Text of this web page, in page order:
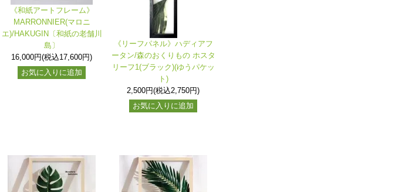
《和紙アートフレーム》
MARRONNIER(マロニ
エ)/HAKUGIN〔和紙の老舗川
島〕
16,000円(税込17,600円)
お気に入りに追加
《リーフパネル》ハディアフ
ータン/森のおくりもの ホスタ
リーフ1(ブラック)(ゆうパケッ
ト)
2,500円(税込2,750円)
お気に入りに追加